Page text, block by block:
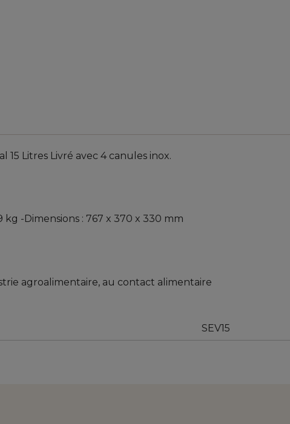
15 Litres Livré avec 4 canules inox.
kg -Dimensions : 767 x 370 x 330 mm
agroalimentaire, au contact alimentaire
SEV15